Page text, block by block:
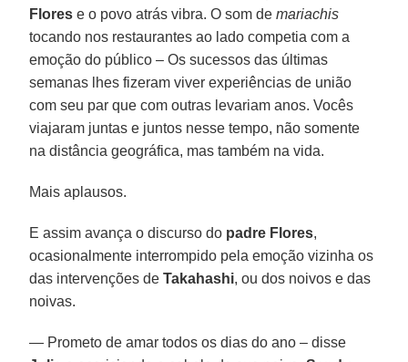
Flores e o povo atrás vibra. O som demariachis
tocando nos restaurantes ao lado competia com a
emoção do público – Os sucessos das últimas
semanas lhes fizeram viver experiências de união
com seu par que com outras levariam anos. Vocês
viajaram juntas e juntos nesse tempo, não somente
na distância geográfica, mas também na vida.
Mais aplausos.
E assim avança o discurso do padre Flores,
ocasionalmente interrompido pela emoção vizinha os
das intervenções deTakahashi, ou dos noivos e das
noivas.
— Prometo de amar todos os dias do ano – disse